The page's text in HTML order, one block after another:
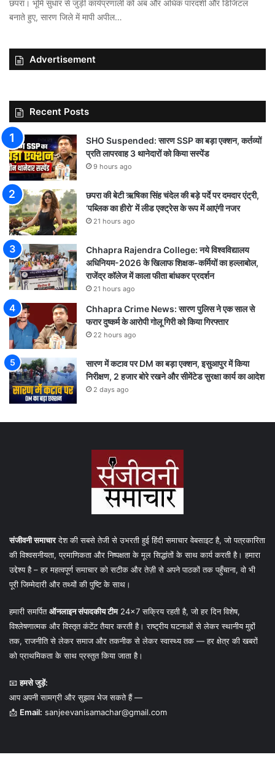
छपरा। भूमि सुधार से जुड़ी कार्यप्रणाली को अब और अधिक पारदर्शी और डिजिटल
बनाते हुए, सारण जिले में मापी अपील…
Advertisement
Recent Posts
SHO Suspended: सारण SSP का बड़ा एक्शन, कर्तव्यों
प्रति लापरवाह 3 थानेदारों को किया सस्पेंड
9 hours ago
छपरा की बेटी ऋषिका सिंह चंदेल की बड़े पर्दे पर दमदार एंट्री,
‘पब्लिक का हीरो’ में लीड एक्ट्रेस के रूप में आएंगी नजर
21 hours ago
Chhapra Rajendra College: नये विश्वविद्यालय
अधिनियम-2026 के खिलाफ शिक्षक-कर्मियों का हल्लाबोल,
राजेंद्र कॉलेज में काला फीता बांधकर प्रदर्शन
21 hours ago
Chhapra Crime News: सारण पुलिस ने एक साल से
फरार दुष्कर्म के आरोपी गोलू गिरी को किया गिरफ्तार
22 hours ago
सारण में कटाव पर DM का बड़ा एक्शन, इसुआपुर में किया
निरीक्षण, 2 हजार बोरे रखने और सीमेंटेड सुरक्षा कार्य का आदेश
2 days ago
संजीवनी समाचारदेश की सबसे तेजी से उभरती हुई हिंदी समाचार वेबसाइट है, जो पत्रकारिता
की विश्वसनीयता, प्रमाणिकता और निष्पक्षता के मूल सिद्धांतों के साथ कार्य करती है। हमारा
उद्देश्य है – हर महत्वपूर्ण समाचार को सटीक और तेज़ी से अपने पाठकों तक पहुँचाना, वो भी
पूरी जिम्मेदारी और तथ्यों की पुष्टि के साथ।
हमारी समर्पितऑनलाइन संपादकीय टीम24×7 सक्रिय रहती है, जो हर दिन विशेष,
विश्लेषणात्मक और विस्तृत कंटेंट तैयार करती है। राष्ट्रीय घटनाओं से लेकर स्थानीय मुद्दों
तक, राजनीति से लेकर समाज और तकनीक से लेकर स्वास्थ्य तक — हर क्षेत्र की खबरों
को प्राथमिकता के साथ प्रस्तुत किया जाता है।
📧हमसे जुड़ें:
आप अपनी सामग्री और सुझाव भेज सकते हैं —
📩 Email: sanjeevanisamachar@gmail.com